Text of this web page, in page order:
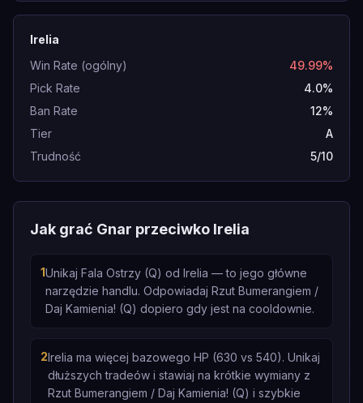
Irelia
Win Rate (ogólny)
49.99%
Pick Rate
4.0%
Ban Rate
12%
Tier
A
Trudność
5/10
Jak grać Gnar przeciwko Irelia
1Unikaj Fala Ostrzy (Q) od Irelia — to jego główne
narzędzie handlu. Odpowiadaj Rzut Bumerangiem /
Daj Kamienia! (Q) dopiero gdy jest na cooldownie.
2Irelia ma więcej bazowego HP (630 vs 540). Unikaj
dłuższych tradeów i stawiaj na krótkie wymiany z
Rzut Bumerangiem / Daj Kamienia! (Q) i szybkie